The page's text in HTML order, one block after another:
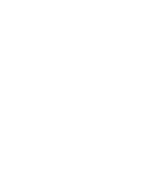
分をバランスよく配合。
サメの軟骨」
グルコサミンを配合。
たい方をサポートしま